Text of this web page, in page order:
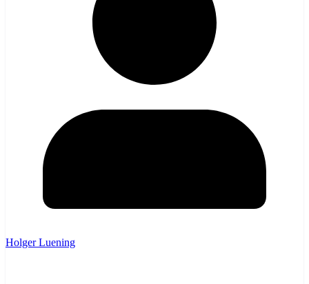
Holger Luening